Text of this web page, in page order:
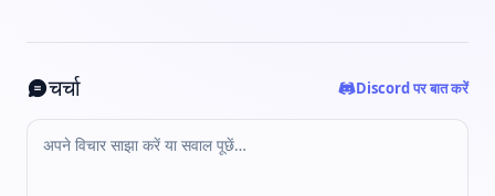
चर्चा Discord पर बात करें